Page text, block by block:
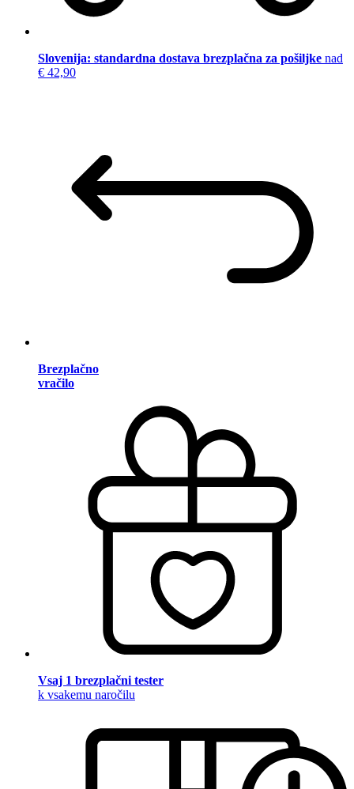
Slovenija: standardna dostava brezplačna za pošiljke nad
€ 42,90
Brezplačno
vračilo
Vsaj 1 brezplačni tester
k vsakemu naročilu